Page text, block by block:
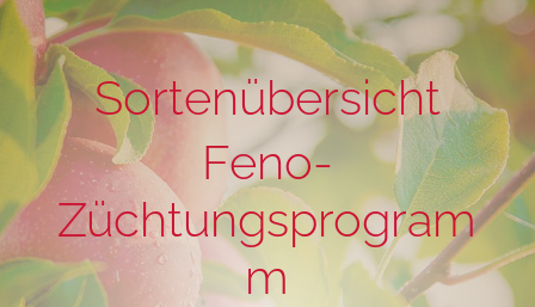
Sortenübersicht
Feno-
Züchtungsprogram
m